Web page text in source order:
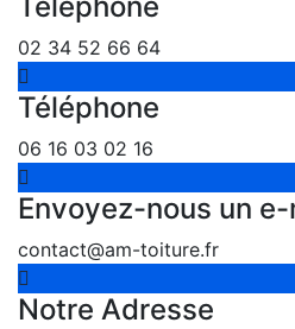
02 34 52 66 64
Téléphone
06 16 03 02 16
Envoyez-nous un
contact@am-toiture.fr
Notre Adresse